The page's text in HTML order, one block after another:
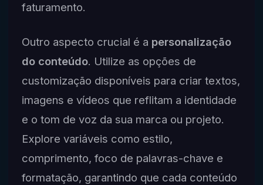
faturamento.
Outro aspecto crucial é a personalização
do conteúdo. Utilize as opções de
customização disponíveis para criar textos,
imagens e vídeos que reflitam a identidade
e o tom de voz da sua marca ou projeto.
Explore variáveis como estilo,
comprimento, foco de palavras-chave e
formatação, garantindo que cada conteúdo